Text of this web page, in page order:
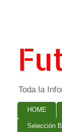
Toda la
HOME
Selección